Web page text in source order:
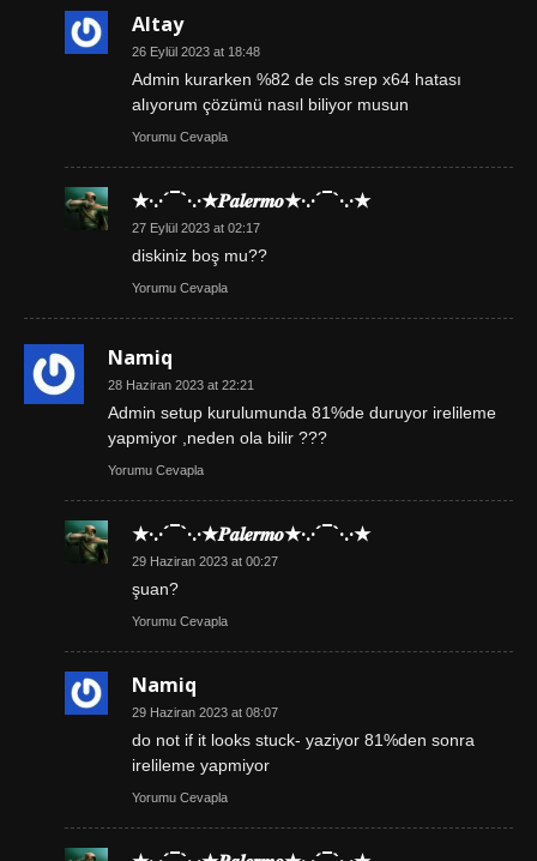
Altay
26 Eylül 2023 at 18:48
Admin kurarken %82 de cls srep x64 hatası
alıyorum çözümü nasıl biliyor musun
Yorumu Cevapla
★·.·´¯`·.·★𝑷𝒂𝒍𝒆𝒓𝒎𝒐★·.·´¯`·.·★
27 Eylül 2023 at 02:17
diskiniz boş mu??
Yorumu Cevapla
Namiq
28 Haziran 2023 at 22:21
Admin setup kurulumunda 81%de duruyor irelileme
yapmiyor ,neden ola bilir ???
Yorumu Cevapla
★·.·´¯`·.·★𝑷𝒂𝒍𝒆𝒓𝒎𝒐★·.·´¯`·.·★
29 Haziran 2023 at 00:27
şuan?
Yorumu Cevapla
Namiq
29 Haziran 2023 at 08:07
do not if it looks stuck- yaziyor 81%den sonra
irelileme yapmiyor
Yorumu Cevapla